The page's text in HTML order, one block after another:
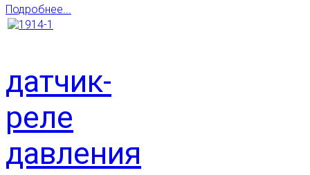
Подробнее...
датчик-
реле
давления